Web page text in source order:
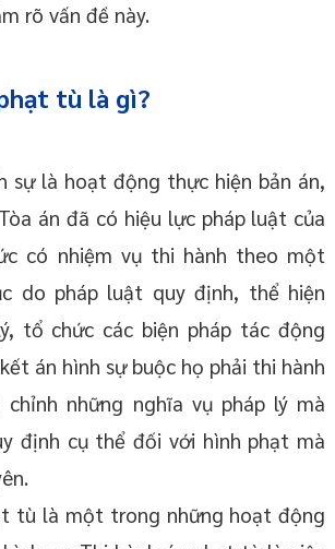
rõ vấn đề này.
tù là gì?
sự là hoạt động thực hiện bản án,
án đã có hiệu lực pháp luật của
có nhiệm vụ thi hành theo một
do pháp luật quy định, thể hiện
tổ chức các biện pháp tác động
án hình sự buộc họ phải thi hành
chỉnh những nghĩa vụ pháp lý mà
định cụ thể đối với hình phạt mà
tù là một trong những hoạt động